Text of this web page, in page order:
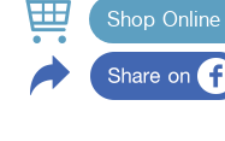
Shop Online